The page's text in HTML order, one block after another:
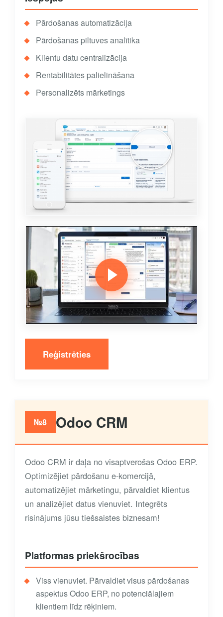
Pārdošanas automatizācija
Pārdošanas piltuves analītika
Klientu datu centralizācija
Rentabilitātes palielināšana
Personalizēts mārketings
Reģistrēties
№8 Odoo CRM
Odoo CRM ir daļa no visaptverošas Odoo ERP.
Optimizējiet pārdošanu e-komercijā,
automatizējiet mārketingu, pārvaldiet klientus
un analizējiet datus vienuviet. Integrēts
risinājums jūsu tiešsaistes biznesam!
Platformas priekšrocības
Viss vienuviet. Pārvaldiet visus pārdošanas
aspektus Odoo ERP, no potenciālajiem
klientiem līdz rēķiniem.